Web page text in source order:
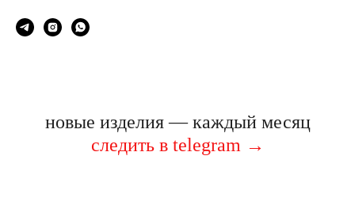
новые изделия — каждый месяц
следить в telegram →